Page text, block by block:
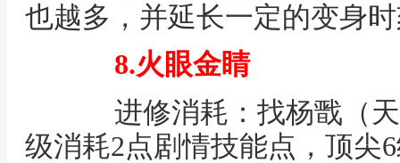
也越多，并延长一定的变身
8.火眼金睛
进修消耗：找杨戬（天
级消耗2点剧情技能点，顶尖